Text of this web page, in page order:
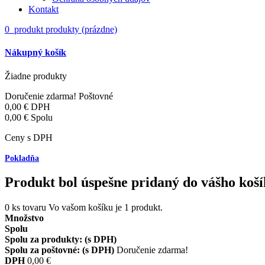
Kontakt
0 produkt produkty (prázdne)
Nákupný košík
Žiadne produkty
Doručenie zdarma! Poštovné
0,00 € DPH
0,00 € Spolu
Ceny s DPH
Pokladňa
Produkt bol úspešne pridaný do vášho
0 ks tovaru Vo vašom košíku je 1 produkt.
Množstvo
Spolu
Spolu za produkty: (s DPH)
Spolu za poštovné: (s DPH) Doručenie zdarma!
DPH 0,00 €